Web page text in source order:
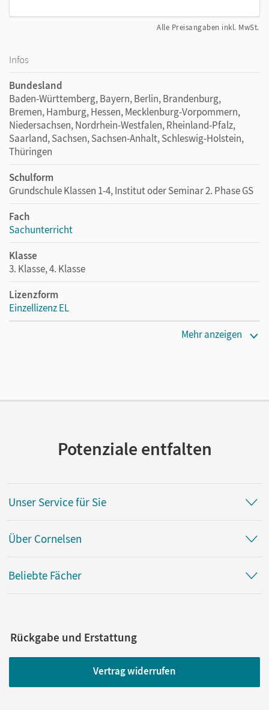
Alle Preisangaben inkl. MwSt.
Infos
Bundesland
Baden-Württemberg, Bayern, Berlin, Brandenburg,
Bremen, Hamburg, Hessen, Mecklenburg-Vorpommern,
Niedersachsen, Nordrhein-Westfalen, Rheinland-Pfalz,
Saarland, Sachsen, Sachsen-Anhalt, Schleswig-Holstein,
Thüringen
Schulform
Grundschule Klassen 1-4, Institut oder Seminar 2. Phase GS
Fach
Sachunterricht
Klasse
3. Klasse, 4. Klasse
Lizenzform
Einzellizenz EL
Mehr anzeigen
Potenziale entfalten
Unser Service für Sie
Über Cornelsen
Beliebte Fächer
Rückgabe und Erstattung
Vertrag widerrufen